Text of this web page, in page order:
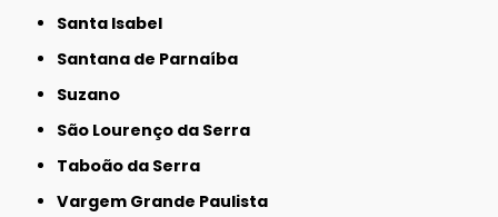
Santa Isabel
Santana de Parnaíba
Suzano
São Lourenço da Serra
Taboão da Serra
Vargem Grande Paulista